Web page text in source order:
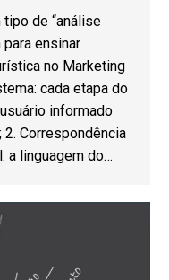
de “análise
para ensinar
no Marketing
cada etapa do
informado
Correspondência
a linguagem do…